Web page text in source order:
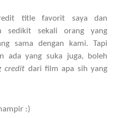
title favorit saya dan
sedikit sekali orang yang
sama dengan kami. Tapi
ada yang suka juga, boleh
credit dari film apa sih yang
:)